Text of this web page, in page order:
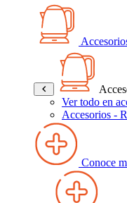
Ver todo en
Accesorios -
Conoce